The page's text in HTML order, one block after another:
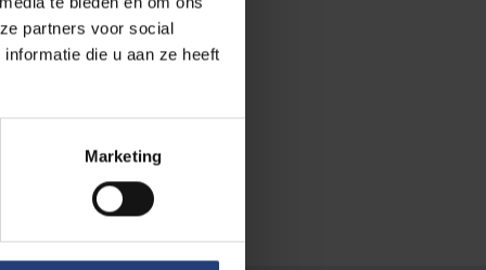
partners voor social
die u aan ze heeft
Marketing